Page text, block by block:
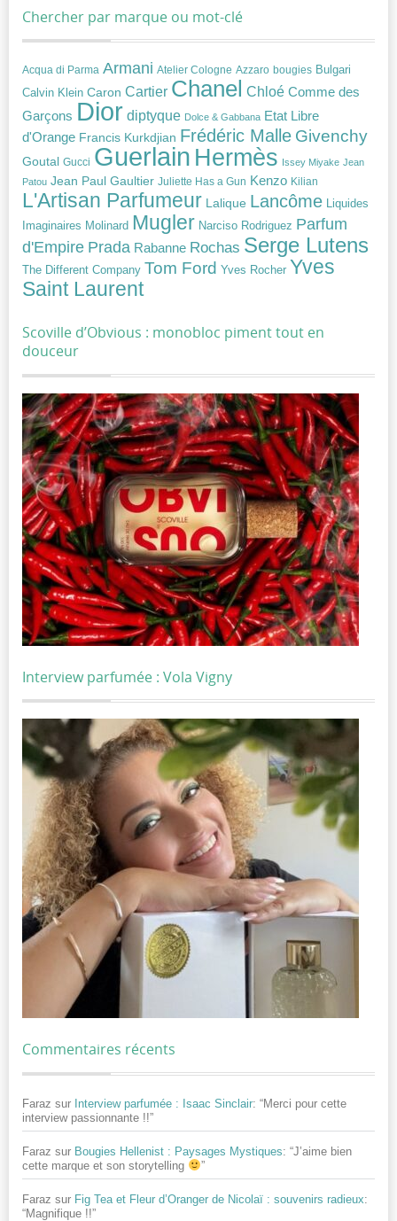
Chercher par marque ou mot-clé
Acqua di Parma Armani Atelier Cologne Azzaro bougies Bulgari
Calvin Klein Caron Cartier Chanel Chloé Comme des
Garçons Dior diptyque Dolce & Gabbana Etat Libre
d'Orange Francis Kurkdjian Frédéric Malle Givenchy
Goutal Gucci Guerlain Hermès Issey Miyake Jean
Patou Jean Paul Gaultier Juliette Has a Gun Kenzo Kilian
L'Artisan Parfumeur Lalique Lancôme Liquides
Imaginaires Molinard Mugler Narciso Rodriguez Parfum
d'Empire Prada Rabanne Rochas Serge Lutens
The Different Company Tom Ford Yves Rocher Yves
Saint Laurent
Scoville d’Obvious : monobloc piment tout en
douceur
Interview parfumée : Vola Vigny
Commentaires récents
Faraz sur Interview parfumée : Isaac Sinclair: “Merci pour cette
interview passionnante !!”
Faraz sur Bougies Hellenist : Paysages Mystiques: “J’aime bien
cette marque et son storytelling
”
Faraz sur Fig Tea et Fleur d’Oranger de Nicolaï : souvenirs radieux:
“Magnifique !!”